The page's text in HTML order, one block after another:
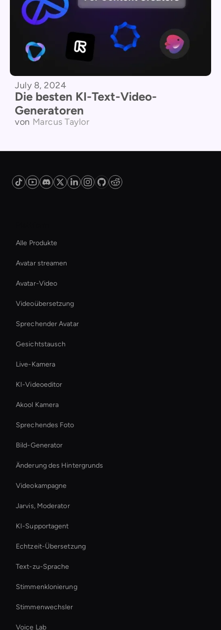
July 8, 2024
Die besten KI-Text-Video-
Generatoren
von Marcus Taylor
Alle Produkte
Avatar streamen
Avatar-Video
Videoübersetzung
Sprechender Avatar
Gesichtstausch
Live-Kamera
KI-Videoeditor
Akool Kamera
Sprechendes Foto
Bild-Generator
Änderung des Hintergrunds
Videokampagne
Jarvis, Moderator
KI-Supportagent
Echtzeit-Übersetzung
Text-zu-Sprache
Stimmenklonierung
Stimmenwechsler
Voice Lab